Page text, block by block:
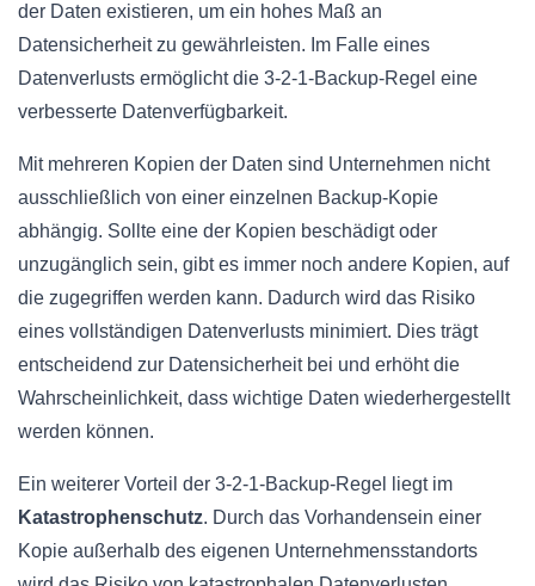
der Daten existieren, um ein hohes Maß an
Datensicherheit zu gewährleisten. Im Falle eines
Datenverlusts ermöglicht die 3-2-1-Backup-Regel eine
verbesserte Datenverfügbarkeit.
Mit mehreren Kopien der Daten sind Unternehmen nicht
ausschließlich von einer einzelnen Backup-Kopie
abhängig. Sollte eine der Kopien beschädigt oder
unzugänglich sein, gibt es immer noch andere Kopien, auf
die zugegriffen werden kann. Dadurch wird das Risiko
eines vollständigen Datenverlusts minimiert. Dies trägt
entscheidend zur Datensicherheit bei und erhöht die
Wahrscheinlichkeit, dass wichtige Daten wiederhergestellt
werden können.
Ein weiterer Vorteil der 3-2-1-Backup-Regel liegt im
Katastrophenschutz. Durch das Vorhandensein einer
Kopie außerhalb des eigenen Unternehmensstandorts